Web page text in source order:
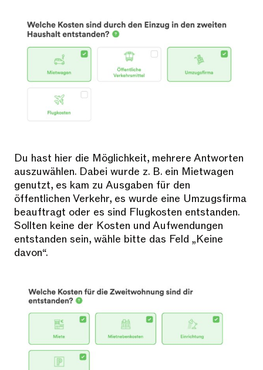
Du hast hier die Möglichkeit, mehrere Antworten
auszuwählen. Dabei wurde z. B. ein Mietwagen
genutzt, es kam zu Ausgaben für den
öffentlichen Verkehr, es wurde eine Umzugsfirma
beauftragt oder es sind Flugkosten entstanden.
Sollten keine der Kosten und Aufwendungen
entstanden sein, wähle bitte das Feld „Keine
davon“.